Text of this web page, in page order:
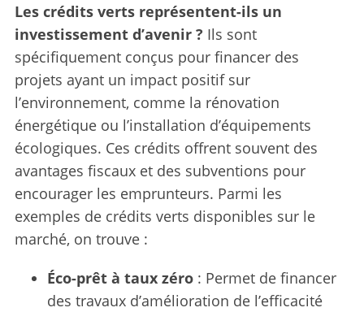
Les crédits verts représentent-ils un
investissement d’avenir ? Ils sont
spécifiquement conçus pour financer des
projets ayant un impact positif sur
l’environnement, comme la rénovation
énergétique ou l’installation d’équipements
écologiques. Ces crédits offrent souvent des
avantages fiscaux et des subventions pour
encourager les emprunteurs. Parmi les
exemples de crédits verts disponibles sur le
marché, on trouve :
Éco-prêt à taux zéro: Permet de financer
des travaux d’amélioration de l’efficacité